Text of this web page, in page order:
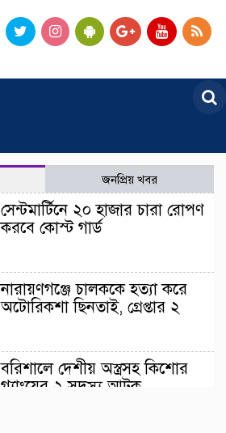
জনপ্রিয় খবর
সেন্টমার্টিনে ২০ হাজার চারা রোপণ
করবে কোস্ট গার্ড
নারায়ণগঞ্জে চালককে হত্যা করে
অটোরিকশা ছিনতাই, গ্রেপ্তার ২
বরিশালে দেশীয় অস্ত্রসহ কিশোর
গ্যাংয়ের ২ সদস্য আটক